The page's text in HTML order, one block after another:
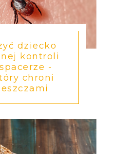
dziecko
kontroli
-
chroni